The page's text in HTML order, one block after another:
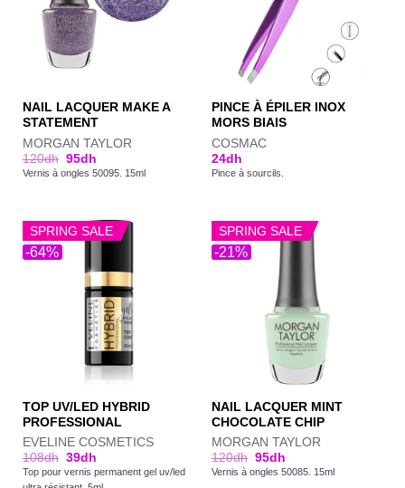
NAIL LACQUER MAKE A
STATEMENT
MORGAN TAYLOR
120dh 95dh
Vernis à ongles 50095. 15ml
PINCE À ÉPILER INOX
MORS BIAIS
COSMAC
24dh
Pince à sourcils.
-64%
SPRING SALE
TOP UV/LED HYBRID
PROFESSIONAL
EVELINE COSMETICS
108dh 39dh
Top pour vernis permanent gel uv/led
-21%
SPRING SALE
NAIL LACQUER MINT
CHOCOLATE CHIP
MORGAN TAYLOR
120dh 95dh
Vernis à ongles 50085. 15ml